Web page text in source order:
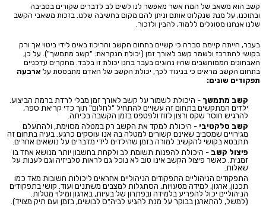
קשב הוא משאב של המח אשר מאפשר לנו לשים לב לדברים שקורים בסביבה
ובתוכנו, על מנת שנקלוט אותם וניתן להם מקום בחשיבה שלנו. בזכות משאבי הקשב
שלנו אנחנו מסוגלים ללמוד, להבין ולזכור.
בעבר, הייתה קיימת סברה כי קשיים בתחום הקשב והריכוז באים לידי ביטוי אך ורק
בקושי להתרכז ולשמר קשב לאורך זמן (יכולת הנקראת: "קשב מתמשך"). על כן,
האבחונים הממוחשבים שהיו נהוגים בעבר בחנו יכולת זו בלבד. מחקרים עדכניים
בתחום הקשב מראים כי בניגוד לכך, יכולת הקשב של האדם מתבססת על ארבעה
תפקודים שונים:
קשב מתמשך - היכולת לשמור על קשב לאורך זמן מבלי לרדת ברמת הביצוע.
ילדים המתקשים בתחום זה עשויים להתחיל "לחלום" תוך כדי קריאת ספר,
להרגיש חוסר שקט ורצון לזוז ולפטפט בזמן הקשבה בכיתה.
קשב סלקטיבי - היכולת למקד את הקשב רק במטלה מסוימת, ולהתעלם
מגירויים שמסביב שאינם קשורים למטלה בה אנו עוסקים כרגע. בעיה בתחום זה
תתבטא בקושי להקשיב למורה בזמן שהילדים לידי מדברים על נושאים אחרים.
פיצול קשב - היכולת להפנות תשומת לב ולקחת בחשבון יותר מנושא אחד בו
זמנית. כאשר פיצול הקשב אינו טוב לא נוכל גם לראות טלביזיה וגם לענות על
שאלות.
התפקודים הניהוליים התפקודים הניהוליים אחראים ליכולות חשובות מאד כמו
תכנון, ארגון, למידה מטעויות, הסתגלות למצבים משתנים ועוד. קושי בתפקודים
הניהוליים יכול להפריע בלמידה ובפתרון של בעיות, בארגון ומילוי מטלות.
(למשל, להתארגן בבוקר על מנת להגיע לביה"ס לבושים, בזמן ועם תיק מצויד).